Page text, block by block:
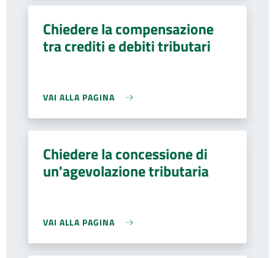
Chiedere la compensazione
tra crediti e debiti tributari
VAI ALLA PAGINA
Chiedere la concessione di
un'agevolazione tributaria
VAI ALLA PAGINA